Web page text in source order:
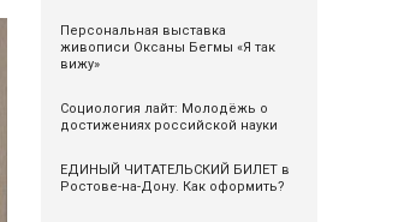
Персональная выставка
живописи Оксаны Бегмы «Я так
вижу»
Социология лайт: Молодёжь о
достижениях российской науки
ЕДИНЫЙ ЧИТАТЕЛЬСКИЙ БИЛЕТ в
Ростове-на-Дону. Как оформить?